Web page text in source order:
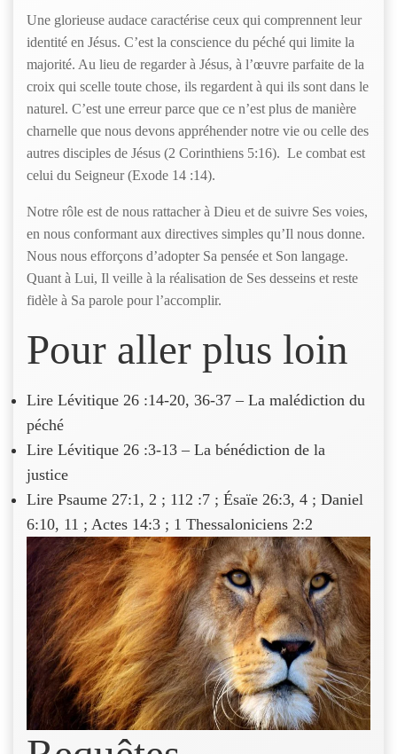
Une glorieuse audace caractérise ceux qui comprennent leur
identité en Jésus. C’est la conscience du péché qui limite la
majorité. Au lieu de regarder à Jésus, à l’œuvre parfaite de la
croix qui scelle toute chose, ils regardent à qui ils sont dans le
naturel. C’est une erreur parce que ce n’est plus de manière
charnelle que nous devons appréhender notre vie ou celle des
autres disciples de Jésus (2 Corinthiens 5:16). Le combat est
celui du Seigneur (Exode 14 :14).
Notre rôle est de nous rattacher à Dieu et de suivre Ses voies,
en nous conformant aux directives simples qu’Il nous donne.
Nous nous efforçons d’adopter Sa pensée et Son langage.
Quant à Lui, Il veille à la réalisation de Ses desseins et reste
fidèle à Sa parole pour l’accomplir.
Pour aller plus loin
Lire Lévitique 26 :14-20, 36-37 – La malédiction du
péché
Lire Lévitique 26 :3-13 – La bénédiction de la
justice
Lire Psaume 27:1, 2 ; 112 :7 ; Ésaïe 26:3, 4 ; Daniel
6:10, 11 ; Actes 14:3 ; 1 Thessaloniciens 2:2